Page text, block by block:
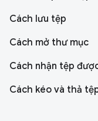
Cách lưu tệp
Cách mở thư mục
Cách nhận tệp
Cách kéo và thả